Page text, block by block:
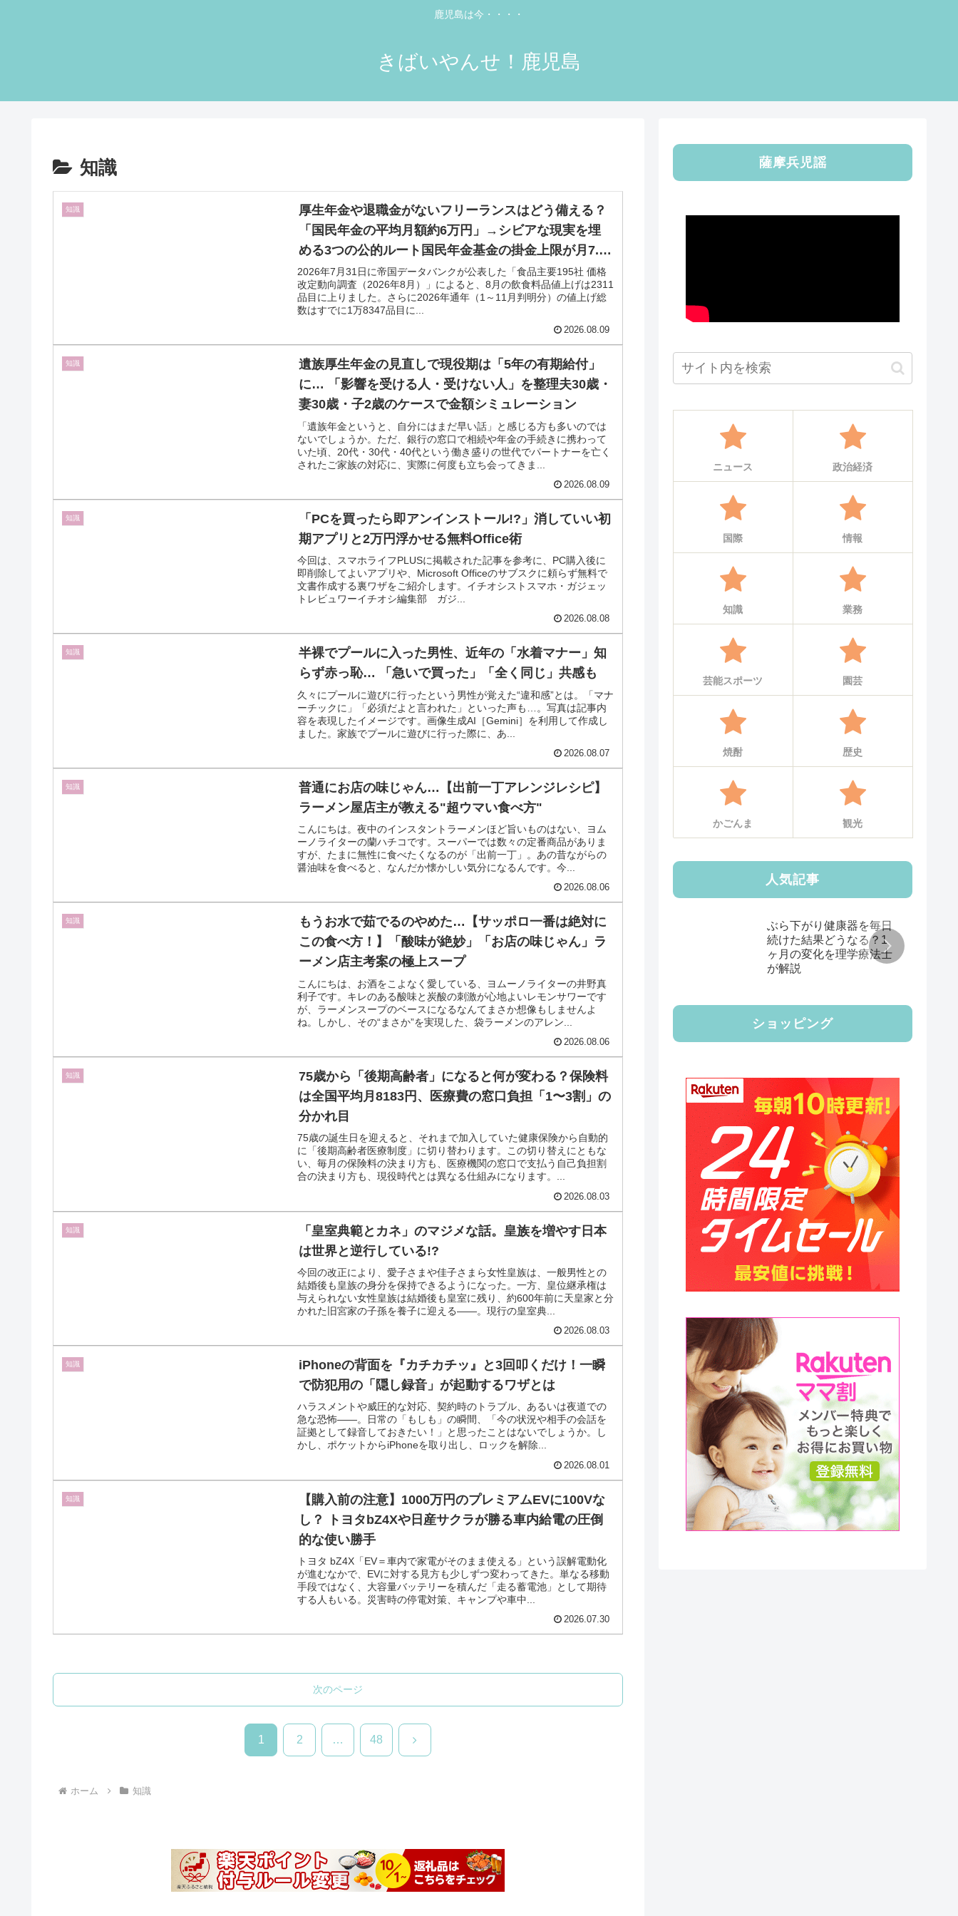
鹿児島は今・・・・
きばいやんせ！鹿児島
知識
知識
厚生年金や退職金がないフリーランスはどう備える？
「国民年金の平均月額約6万円」→シビアな現実を埋
める3つの公的ルート国民年金基金の掛金上限が月7.5
万円に引き上げへ。厚生年金や退職金のないフリーラ
ンスの資産形成を後押しする最新の制度改正（iDeCo
加入年齢拡大など）と、今すぐ始めるべき3つの上乗
2026年7月31日に帝国データバンクが公表した「食品主要195社 価格
改定動向調査（2026年8月）」によると、8月の飲食料品値上げは2311
品目に上りました。さらに2026年通年（1～11月判明分）の値上げ総
数はすでに1万8347品目に...
2026.08.09
知識
遺族厚生年金の見直しで現役期は「5年の有期給付」
に… 「影響を受ける人・受けない人」を整理夫30歳・
妻30歳・子2歳のケースで金額シミュレーション
「遺族年金というと、自分にはまだ早い話」と感じる方も多いのでは
ないでしょうか。ただ、銀行の窓口で相続や年金の手続きに携わって
いた頃、20代・30代・40代という働き盛りの世代でパートナーを亡く
されたご家族の対応に、実際に何度も立ち会ってきま...
2026.08.09
知識
「PCを買ったら即アンインストール!?」消していい初
期アプリと2万円浮かせる無料Office術
今回は、スマホライフPLUSに掲載された記事を参考に、PC購入後に
即削除してよいアプリや、Microsoft Officeのサブスクに頼らず無料で
文書作成する裏ワザをご紹介します。イチオシストスマホ・ガジェッ
トレビュワーイチオシ編集部 ガジ...
2026.08.08
知識
半裸でプールに入った男性、近年の「水着マナー」知
らず赤っ恥… 「急いで買った」「全く同じ」共感も
久々にプールに遊びに行ったという男性が覚えた“違和感”とは。「マナ
ーチックに」「必須だよと言われた」といった声も…。写真は記事内
容を表現したイメージです。画像生成AI［Gemini］を利用して作成し
ました。家族でプールに遊びに行った際に、あ...
2026.08.07
知識
普通にお店の味じゃん…【出前一丁アレンジレシピ】
ラーメン屋店主が教える"超ウマい食べ方"
こんにちは。夜中のインスタントラーメンほど旨いものはない、ヨム
ーノライターの蘭ハチコです。スーパーでは数々の定番商品がありま
すが、たまに無性に食べたくなるのが「出前一丁」。あの昔ながらの
醤油味を食べると、なんだか懐かしい気分になるんです。今...
2026.08.06
知識
もうお水で茹でるのやめた…【サッポロ一番は絶対に
この食べ方！】「酸味が絶妙」「お店の味じゃん」ラ
ーメン店主考案の極上スープ
こんにちは、お酒をこよなく愛している、ヨムーノライターの井野真
利子です。キレのある酸味と炭酸の刺激が心地よいレモンサワーです
が、ラーメンスープのベースになるなんてまさか想像もしませんよ
ね。しかし、その“まさか”を実現した、袋ラーメンのアレン...
2026.08.06
知識
75歳から「後期高齢者」になると何が変わる？保険料
は全国平均月8183円、医療費の窓口負担「1〜3割」の
分かれ目
75歳の誕生日を迎えると、それまで加入していた健康保険から自動的
に「後期高齢者医療制度」に切り替わります。この切り替えにともな
い、毎月の保険料の決まり方も、医療機関の窓口で支払う自己負担割
合の決まり方も、現役時代とは異なる仕組みになります。...
2026.08.03
知識
「皇室典範とカネ」のマジメな話。皇族を増やす日本
は世界と逆行している!?
今回の改正により、愛子さまや佳子さまら女性皇族は、一般男性との
結婚後も皇族の身分を保持できるようになった。一方、皇位継承権は
与えられない女性皇族は結婚後も皇室に残り、約600年前に天皇家と分
かれた旧宮家の子孫を養子に迎える――。現行の皇室典...
2026.08.03
知識
iPhoneの背面を『カチカチッ』と3回叩くだけ！一瞬
で防犯用の「隠し録音」が起動するワザとは
ハラスメントや威圧的な対応、契約時のトラブル、あるいは夜道での
急な恐怖――。日常の「もしも」の瞬間、「今の状況や相手の会話を
証拠として録音しておきたい！」と思ったことはないでしょうか。し
かし、ポケットからiPhoneを取り出し、ロックを解除...
2026.08.01
知識
【購入前の注意】1000万円のプレミアムEVに100Vな
し？ トヨタbZ4Xや日産サクラが勝る車内給電の圧倒
的な使い勝手
トヨタ bZ4X「EV＝車内で家電がそのまま使える」という誤解電動化
が進むなかで、EVに対する見方も少しずつ変わってきた。単なる移動
手段ではなく、大容量バッテリーを積んだ「走る蓄電池」として期待
する人もいる。災害時の停電対策、キャンプや車中...
2026.07.30
次のページ
1 2 … 48 次
ホーム 知識
薩摩兵児謡
ニュース 政治経済
国際 情報
知識 業務
芸能スポーツ 園芸
焼酎 歴史
かごんま 観光
人気記事
ぶら下がり健康器を毎日
続けた結果どうなる？1
ヶ月の変化を理学療法士
が解説
ショッピング